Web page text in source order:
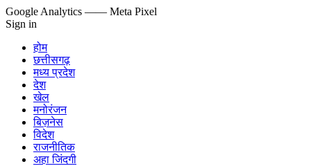
Google Analytics —— Meta Pixel
Sign in
होम
छत्तीसगढ़
मध्य प्रदेश
देश
खेल
मनोरंजन
बिज़नेस
विदेश
राजनीतिक
अहा जिंदगी